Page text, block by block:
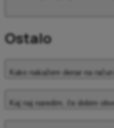
Ostalo
Kako nakažem denar na račun
Kaj naj naredim, če dobim